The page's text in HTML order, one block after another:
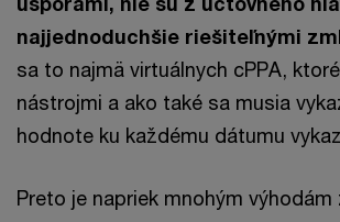
najjednoduchšie riešiteľnými
sa to najmä virtuálnych cPPA,
nástrojmi a ako také sa musia
hodnote ku každému dátumu
Preto je napriek mnohým výhodám